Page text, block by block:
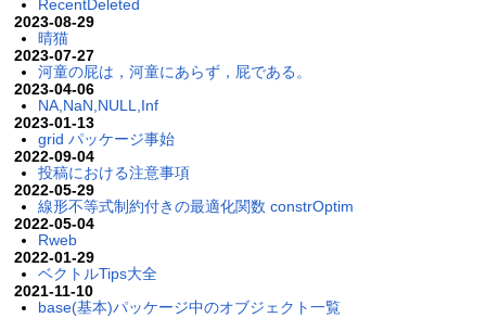
RecentDeleted
2023-08-29
晴猫
2023-07-27
河童の屁は，河童にあらず，屁である。
2023-04-06
NA,NaN,NULL,Inf
2023-01-13
grid パッケージ事始
2022-09-04
投稿における注意事項
2022-05-29
線形不等式制約付きの最適化関数 constrOptim
2022-05-04
Rweb
2022-01-29
ベクトルTips大全
2021-11-10
base(基本)パッケージ中のオブジェクト一覧